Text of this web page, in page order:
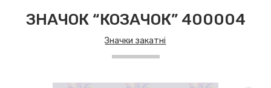
ЗНАЧОК “КОЗАЧОК” 400004
Значки закатні